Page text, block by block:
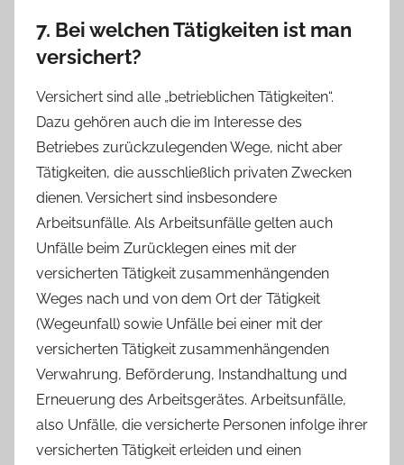
7. Bei welchen Tätigkeiten ist man
versichert?
Versichert sind alle „betrieblichen Tätigkeiten“.
Dazu gehören auch die im Interesse des
Betriebes zurückzulegenden Wege, nicht aber
Tätigkeiten, die ausschließlich privaten Zwecken
dienen. Versichert sind insbesondere
Arbeitsunfälle. Als Arbeitsunfälle gelten auch
Unfälle beim Zurücklegen eines mit der
versicherten Tätigkeit zusammenhängenden
Weges nach und von dem Ort der Tätigkeit
(Wegeunfall) sowie Unfälle bei einer mit der
versicherten Tätigkeit zusammenhängenden
Verwahrung, Beförderung, Instandhaltung und
Erneuerung des Arbeitsgerätes. Arbeitsunfälle,
also Unfälle, die versicherte Personen infolge ihrer
versicherten Tätigkeit erleiden und einen